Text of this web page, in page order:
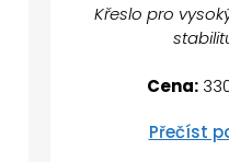
Křeslo pro
Cena:
Přečíst